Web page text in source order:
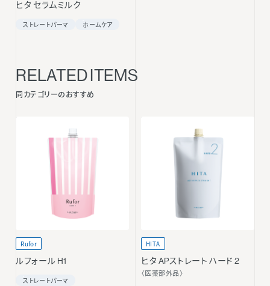
ヒタ セラムミルク
ストレートパーマ ホームケア
RELATED ITEMS
同カテゴリーのおすすめ
Rufor
ルフォール H1
ストレートパーマ
HITA
ヒタ APストレート ハード 2
〈医薬部外品〉